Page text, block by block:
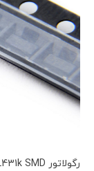
رگولاتور TL431k SMD